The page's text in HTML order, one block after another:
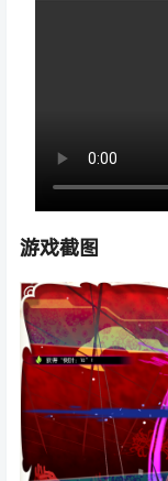
游戏截图